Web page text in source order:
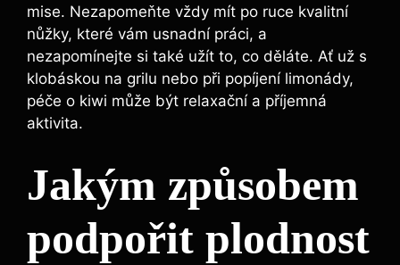
mise. Nezapomeňte vždy mít po ruce kvalitní
nůžky, které vám usnadní práci, a
nezapomínejte si také užít to, co děláte. Ať už s
klobáskou na grilu nebo při popíjení limonády,
péče o kiwi může být relaxační a příjemná
aktivita.
Jakým způsobem
podpořit plodnost